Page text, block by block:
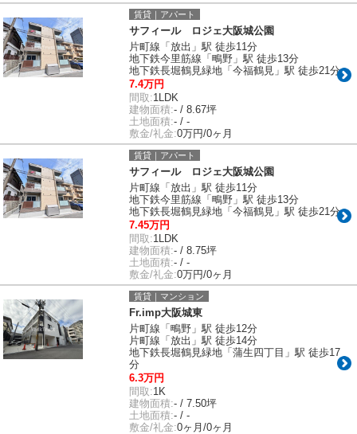
賃貸｜アパート
サフィール ロジェ大阪城公園
片町線「放出」駅 徒歩11分
地下鉄今里筋線「鴫野」駅 徒歩13分
地下鉄長堀鶴見緑地「今福鶴見」駅 徒歩21分
7.4万円
間取:1LDK
建物面積:- / 8.67坪
土地面積:- / -
敷金/礼金:0万円/0ヶ月
賃貸｜アパート
サフィール ロジェ大阪城公園
片町線「放出」駅 徒歩11分
地下鉄今里筋線「鴫野」駅 徒歩13分
地下鉄長堀鶴見緑地「今福鶴見」駅 徒歩21分
7.45万円
間取:1LDK
建物面積:- / 8.75坪
土地面積:- / -
敷金/礼金:0万円/0ヶ月
賃貸｜マンション
Fr.imp大阪城東
片町線「鴫野」駅 徒歩12分
片町線「放出」駅 徒歩14分
地下鉄長堀鶴見緑地「蒲生四丁目」駅 徒歩17
分
6.3万円
間取:1K
建物面積:- / 7.50坪
土地面積:- / -
敷金/礼金:0ヶ月/0ヶ月